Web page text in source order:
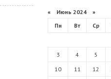
« Июнь 2024 »
Пн
Вт Ср
3
4 5
10
11 12